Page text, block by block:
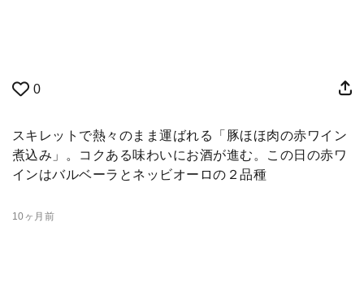
0
スキレットで熱々のまま運ばれる「豚ほほ肉の赤ワイン
煮込み」。コクある味わいにお酒が進む。この日の赤ワ
インはバルベーラとネッビオーロの２品種
10ヶ月前